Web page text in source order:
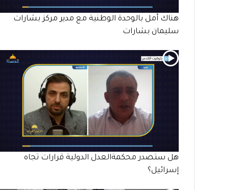
هناك أمل بالوحدة الوطنية مع مدير مركز بشارات
سليمان بشارات
هل ستصدر محكمةالعدل الدولية قرارات تجاه
إسرائيل؟